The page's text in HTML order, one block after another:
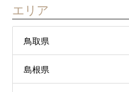
エリア
鳥取県
島根県